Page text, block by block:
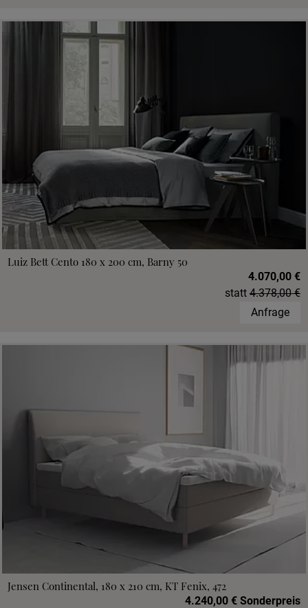
Luiz Bett Cento 180 x 200 cm, Barny 50
4.070,00 €
statt 4.378,00 €
Anfrage
Jensen Continental, 180 x 210 cm, KT Fenix, 472
4.240,00 € Sonderpreis